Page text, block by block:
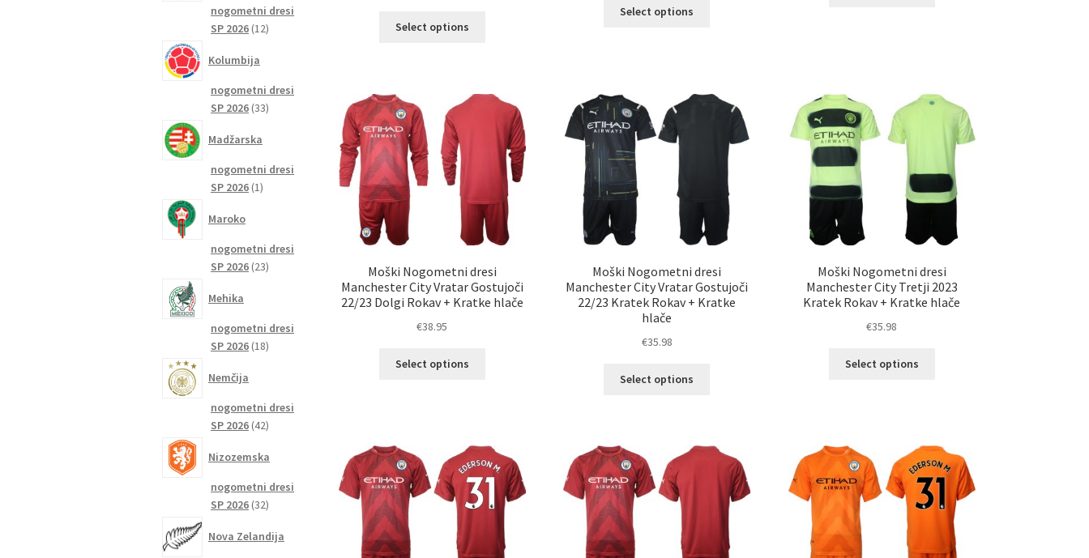
Select options
različic.
Možnosti
lahko
izberete
strani
izdelka
Select options
Možnosti
lahko
izberete
izdelka
lahko
izberete
strani
Moški Nogometni dresi
Manchester City Vratar Gostujoči
22/23 Dolgi Rokav + Kratke hlače
€38.95
Select options
Možnosti
lahko
izberete
na
strani
izdelka
Moški Nogometni dresi
Manchester City Vratar Gostujoči
22/23 Kratek Rokav + Kratke
hlače
€35.98
Select options
različic.
Možnosti
lahko
izberete
strani
izdelka
Moški Nogometni dresi
Manchester City Tretji 2023
Kratek Rokav + Kratke hlače
€35.98
Select options
Možnosti
lahko
izberete
na
strani
izdelka
nogometni dresi
SP 2026 1212
Kolumbija
nogometni dresi
SP 2026 3333
Madžarska
nogometni dresi
SP 2026 11
Maroko
nogometni dresi
SP 2026 2323
Mehika
nogometni dresi
SP 2026 1818
Nemčija
nogometni dresi
SP 2026 4242
Nizozemska
nogometni dresi
SP 2026 3232
Nova Zelandija